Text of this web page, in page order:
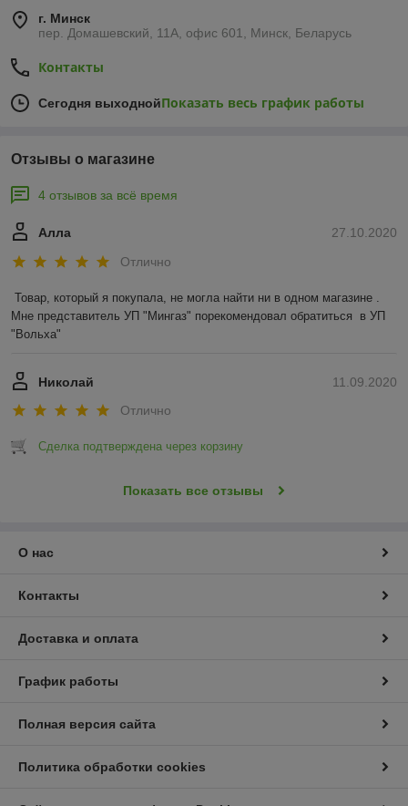
г. Минск
пер. Домашевский, 11А, офис 601, Минск, Беларусь
Контакты
Сегодня выходнойПоказать весь график работы
Отзывы о магазине
4 отзывов за всё время
27.10.2020
Алла
Отлично
Товар, который я покупала, не могла найти ни в одном магазине .
Мне представитель УП "Мингаз" порекомендовал обратиться  в УП
"Вольха"
11.09.2020
Николай
Отлично
Сделка подтверждена через корзину
Показать все отзывы
О нас
Контакты
Доставка и оплата
График работы
Полная версия сайта
Политика обработки cookies